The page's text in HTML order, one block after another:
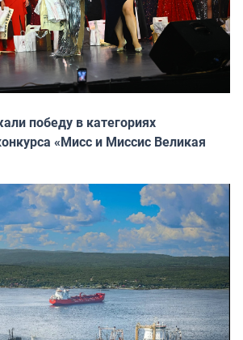
победу в категориях
«Мисс и Миссис Великая